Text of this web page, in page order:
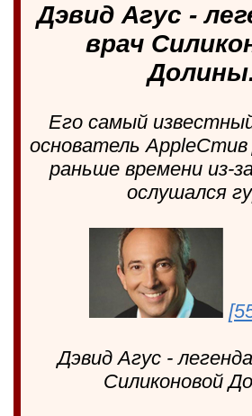
Дэвид Агус -
врач
Его самый
основатель
раньше времени из-
ослушался
Дэвид Агус -
Силиконовой